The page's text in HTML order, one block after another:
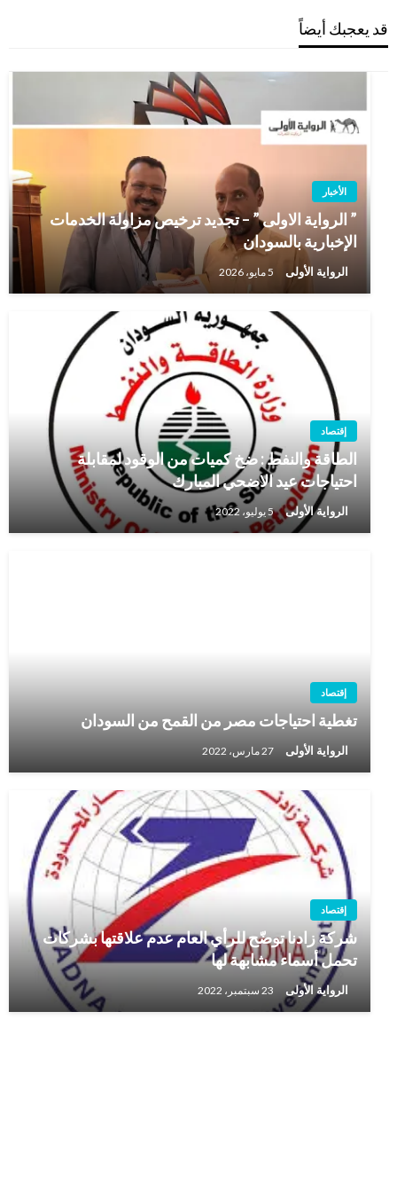
قد يعجبك أيضاً
الأخبار
” الرواية الاولى ” – تجديد ترخيص مزاولة الخدمات
الإخبارية بالسودان
الرواية الأولى 5 مايو، 2026
إقتصاد
الطاقة والنفط : ضخ كميات من الوقود لمقابلة
احتياجات عيد الاضحي المبارك
الرواية الأولى 5 يوليو، 2022
إقتصاد
تغطية احتياجات مصر من القمح من السودان
الرواية الأولى 27 مارس، 2022
إقتصاد
شركة زادنا توضّح للرأي العام عدم علاقتها بشركات
تحمل أسماء مشابهة لها
الرواية الأولى 23 سبتمبر، 2022